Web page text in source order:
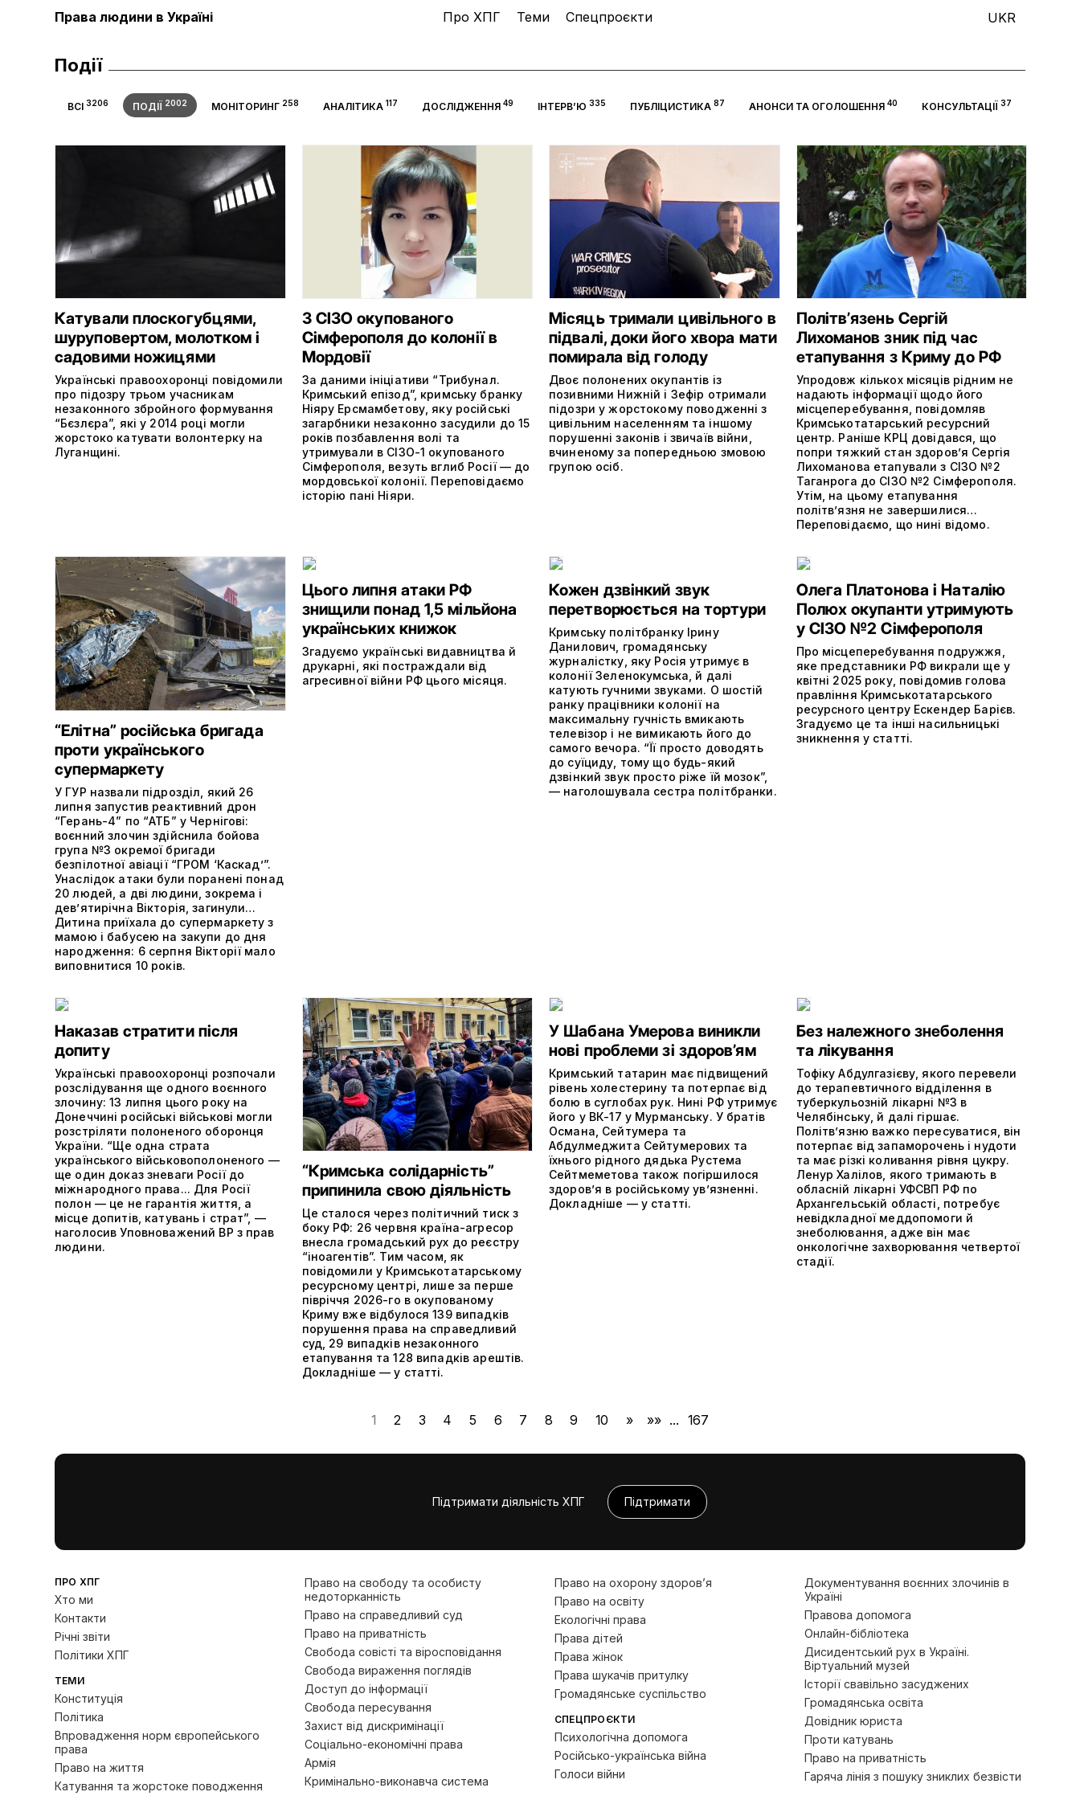
Права людини в Україні Про ХПГ Теми Спецпроєкти UKR
Події
ВСІ3206 ПОДІЇ2002 МОНІТОРИНГ258 АНАЛІТИКА 117 ДОСЛІДЖЕННЯ49 ІНТЕРВ’Ю 335 ПУБЛІЦИСТИКА 87 АНОНСИ ТА ОГОЛОШЕННЯ40 КОНСУЛЬТАЦІЇ37
Катували плоскогубцями,
шуруповертом, молотком і
садовими ножицями
Українські правоохоронці повідомили
про підозру трьом учасникам
незаконного збройного формування
“Бєзлєра”, які у 2014 році могли
жорстоко катувати волонтерку на
Луганщині.
З СІЗО окупованого
Сімферополя до колонії в
Мордовії
За даними ініціативи “Трибунал.
Кримський епізод”, кримську бранку
Ніяру Ерсмамбетову, яку російські
загарбники незаконно засудили до 15
років позбавлення волі та
утримували в СІЗО-1 окупованого
Сімферополя, везуть вглиб Росії — до
мордовської колонії. Переповідаємо
історію пані Ніяри.
Місяць тримали цивільного в
підвалі, доки його хвора мати
помирала від голоду
Двоє полонених окупантів із
позивними Нижній і Зефір отримали
підозри у жорстокому поводженні з
цивільним населенням та іншому
порушенні законів і звичаїв війни,
вчиненому за попередньою змовою
групою осіб.
Політвʼязень Сергій
Лихоманов зник під час
етапування з Криму до РФ
Упродовж кількох місяців рідним не
надають інформації щодо його
місцеперебування, повідомляв
Кримськотатарський ресурсний
центр. Раніше КРЦ довідався, що
попри тяжкий стан здоров’я Сергія
Лихоманова етапували з СІЗО №2
Таганрога до СІЗО №2 Сімферополя.
Утім, на цьому етапування
політвʼязня не завершилися…
Переповідаємо, що нині відомо.
“Елітна” російська бригада
проти українського
супермаркету
У ГУР назвали підрозділ, який 26
липня запустив реактивний дрон
“Герань-4” по “АТБ” у Чернігові:
воєнний злочин здійснила бойова
група №3 окремої бригади
безпілотної авіації “ГРОМ ‘Каскад’”.
Унаслідок атаки були поранені понад
20 людей, а дві людини, зокрема і
дев’ятирічна Вікторія, загинули…
Дитина приїхала до супермаркету з
мамою і бабусею на закупи до дня
народження: 6 серпня Вікторії мало
виповнитися 10 років.
Цього липня атаки РФ
знищили понад 1,5 мільйона
українських книжок
Згадуємо українські видавництва й
друкарні, які постраждали від
агресивної війни РФ цього місяця.
Кожен дзвінкий звук
перетворюється на тортури
Кримську політбранку Ірину
Данилович, громадянську
журналістку, яку Росія утримує в
колонії Зеленокумська, й далі
катують гучними звуками. О шостій
ранку працівники колонії на
максимальну гучність вмикають
телевізор і не вимикають його до
самого вечора. “Її просто доводять
до суїциду, тому що будь-який
дзвінкий звук просто ріже їй мозок”,
— наголошувала сестра політбранки.
Олега Платонова і Наталію
Полюх окупанти утримують
у СІЗО №2 Сімферополя
Про місцеперебування подружжя,
яке представники РФ викрали ще у
квітні 2025 року, повідомив голова
правління Кримськотатарського
ресурсного центру Ескендер Барієв.
Згадуємо це та інші насильницькі
зникнення у статті.
Наказав стратити після
допиту
Українські правоохоронці розпочали
розслідування ще одного воєнного
злочину: 13 липня цього року на
Донеччині російські військові могли
розстріляти полоненого оборонця
України. “Ще одна страта
українського військовополоненого —
ще один доказ зневаги Росії до
міжнародного права... Для Росії
полон — це не гарантія життя, а
місце допитів, катувань і страт”, —
наголосив Уповноважений ВР з прав
людини.
“Кримська солідарність”
припинила свою діяльність
Це сталося через політичний тиск з
боку РФ: 26 червня країна-агресор
внесла громадський рух до реєстру
“іноагентів”. Тим часом, як
повідомили у Кримськотатарському
ресурсному центрі, лише за перше
півріччя 2026-го в окупованому
Криму вже відбулося 139 випадків
порушення права на справедливий
суд, 29 випадків незаконного
етапування та 128 випадків арештів.
Докладніше — у статті.
У Шабана Умерова виникли
нові проблеми зі здоров’ям
Кримський татарин має підвищений
рівень холестерину та потерпає від
болю в суглобах рук. Нині РФ утримує
його у ВК-17 у Мурманську. У братів
Османа, Сейтумера та
Абдулмеджита Сейтумерових та
їхнього рідного дядька Рустема
Сейтмеметова також погіршилося
здоров’я в російському ув’язненні.
Докладніше — у статті.
Без належного знеболення
та лікування
Тофіку Абдулгазієву, якого перевели
до терапевтичного відділення в
туберкульозній лікарні №3 в
Челябінську, й далі гіршає.
Політвʼязню важко пересуватися, він
потерпає від запаморочень і нудоти
та має різкі коливання рівня цукру.
Ленур Халілов, якого тримають в
обласній лікарні УФСВП РФ по
Архангельській області, потребує
невідкладної меддопомоги й
знеболювання, адже він має
онкологічне захворювання четвертої
стадії.
1 2 3 4 5 6 7 8 9 10 » »» ... 167
Підтримати діяльність ХПГ Підтримати
ПРО ХПГ
Хто ми
Контакти
Річні звіти
Політики ХПГ
ТЕМИ
Конституція
Політика
Впровадження норм європейського
права
Право на життя
Катування та жорстоке поводження
Право на свободу та особисту
недоторканність
Право на справедливий суд
Право на приватність
Свобода совісті та віросповідання
Свобода вираження поглядів
Доступ до інформації
Свобода пересування
Захист від дискримінації
Соціально-економічні права
Армія
Кримінально-виконавча система
Право на охорону здоров’я
Право на освіту
Екологічні права
Права дітей
Права жінок
Права шукачів притулку
Громадянське суспільство
СПЕЦПРОЄКТИ
Психологічна допомога
Російсько-українська війна
Голоси війни
Документування воєнних злочинів в
Україні
Правова допомога
Онлайн-бібліотека
Дисидентський рух в Україні.
Віртуальний музей
Історії свавільно засуджених
Громадянська освіта
Довідник юриста
Проти катувань
Право на приватність
Гаряча лінія з пошуку зниклих безвісти